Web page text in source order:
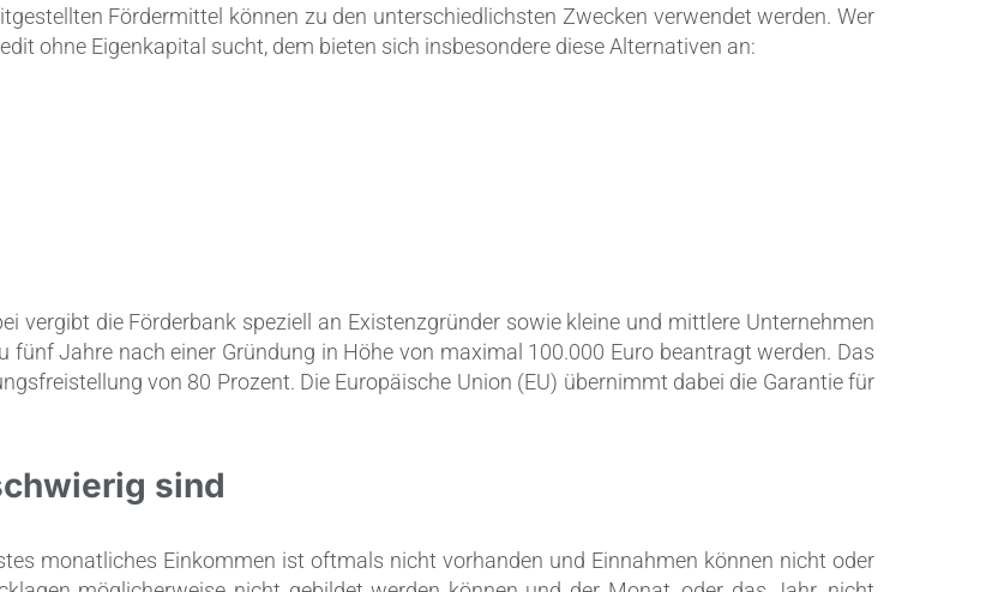
Fördermittel können zu den unterschiedlichsten Zwecken verwendet werden. Wer
ohne Eigenkapital sucht, dem bieten sich insbesondere diese Alternativen an:
vergibt die Förderbank speziell an Existenzgründer sowie kleine und mittlere Unternehmen
fünf Jahre nach einer Gründung in Höhe von maximal 100.000 Euro beantragt werden. Das
von 80 Prozent. Die Europäische Union (EU) übernimmt dabei die Garantie für
sind
monatliches Einkommen ist oftmals nicht vorhanden und Einnahmen können nicht oder